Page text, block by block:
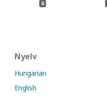
0
Nyelv
Hungarian
English